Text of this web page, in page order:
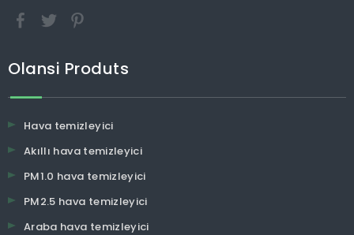
Olansi Produts
Hava temizleyici
Akıllı hava temizleyici
PM1.0 hava temizleyici
PM2.5 hava temizleyici
Araba hava temizleyici